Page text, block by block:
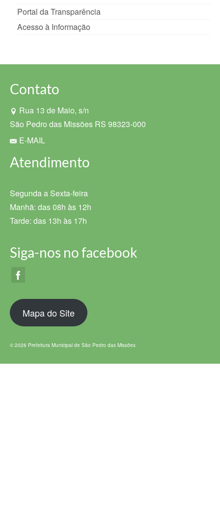
Portal da Transparência
Acesso à Informação
Contato
Rua 13 de Maio, s/n
São Pedro das Missões RS 98323-000
E-MAIL
Atendimento
Segunda a Sexta-feira
Manhã: das 08h às 12h
Tarde: das 13h às 17h
Siga-nos no facebook
Mapa do Site
© 2026 Prefeitura Municipal de São Pedro das Missões